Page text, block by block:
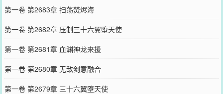
第一卷 第2683章 扫荡焚烬海
第一卷 第2682章 压制三十六翼堕天使
第一卷 第2681章 血渊神龙来援
第一卷 第2680章 无敌剑意融合
第一卷 第2679章 三十六翼堕天使